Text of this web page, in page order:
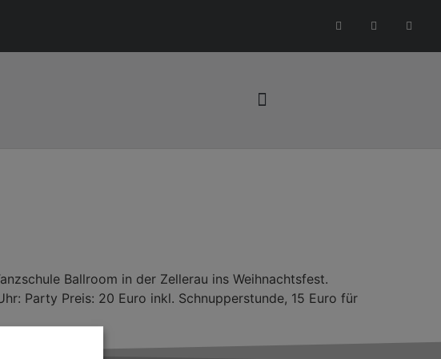
Ballroom in der Zellerau ins Weihnachtsfest.
Party Preis: 20 Euro inkl. Schnupperstunde, 15 Euro für